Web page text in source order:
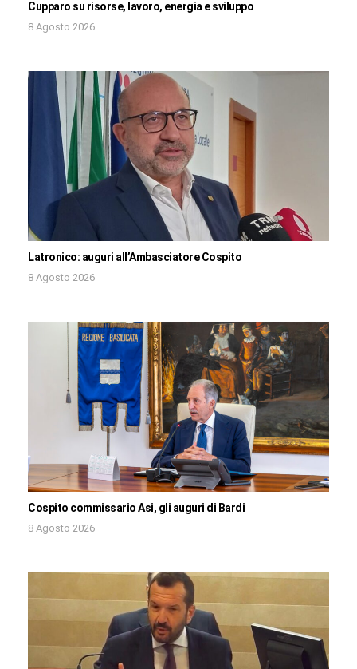
Cupparo su risorse, lavoro, energia e sviluppo
8 Agosto 2026
Latronico: auguri all’Ambasciatore Cospito
8 Agosto 2026
Cospito commissario Asi, gli auguri di Bardi
8 Agosto 2026